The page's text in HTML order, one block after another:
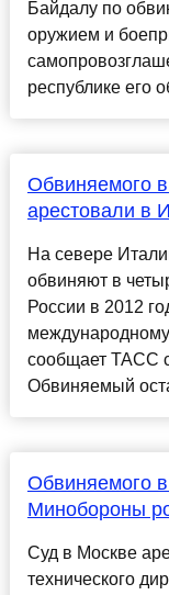
Байдалу по
оружием и
республике его
Обвиняемого
арестовали в
На севере
обвиняют в
России в 2012
сообщает ТАСС
Обвиняемый
Обвиняемого
Минобороны
Суд в Москве
технического